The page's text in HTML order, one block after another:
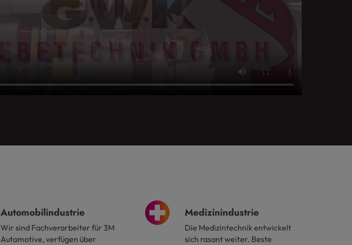
Automobilindustrie
Wir sind Fachverarbeiter für 3M
Automotive, verfügen über
Medizinindustrie
Die Medizintechnik entwickelt
sich rasant weiter. Beste